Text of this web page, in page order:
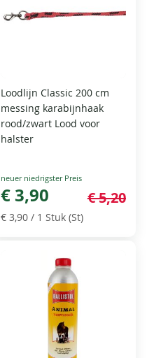
Loodlijn Classic 200 cm
messing karabijnhaak
rood/zwart Lood voor
halster
Special
Price
€ 3,90 € 5,20
€ 3,90 / 1 Stuk (St)